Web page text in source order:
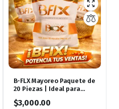
B-FLX Mayoreo Paquete de
20 Piezas | Ideal para
$3,000.00